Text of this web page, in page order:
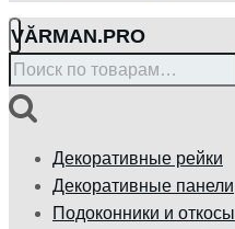
VӐRMAN.PRO
Искать:
Декоративные рейки
Декоративные панели
Подоконники и откосы